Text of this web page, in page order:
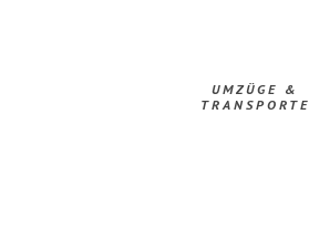
UMZÜGE &
TRANSPORTE